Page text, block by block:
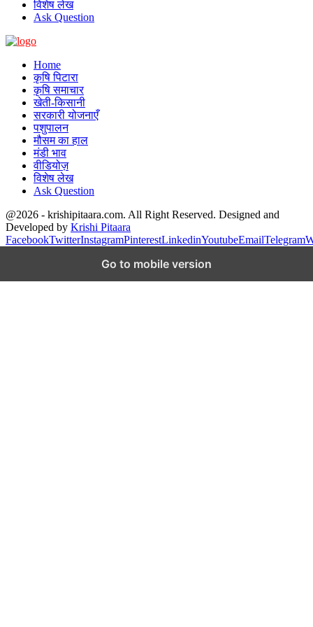
विशेष लेख
Ask Question
Home
कृषि पिटारा
कृषि समाचार
खेती-किसानी
सरकारी योजनाएँ
पशुपालन
मौसम का हाल
मंडी भाव
वीडियोज़
विशेष लेख
Ask Question
@2026 - krishipitaara.com. All Right Reserved. Designed and
Developed by Krishi Pitaara
FacebookTwitterInstagramPinterestLinkedinYoutubeEmailTelegram
Go to mobile version